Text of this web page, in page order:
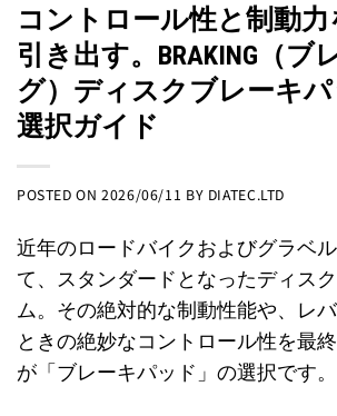
コントロール性と制動
引き出す。BRAKING（ブ
グ）ディスクブレーキパ
選択ガイド
POSTED ON2026/06/11 BY DIATEC.LTD
近年のロードバイクおよびグラベ
て、スタンダードとなったディス
ム。その絶対的な制動性能や、レ
ときの絶妙なコントロール性を最
が「ブレーキパッド」の選択です。